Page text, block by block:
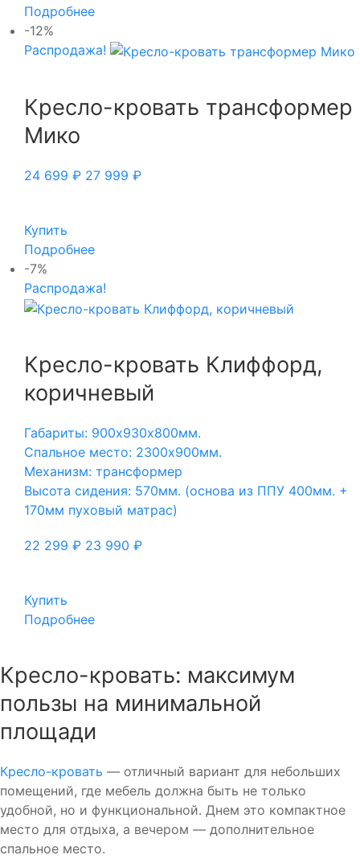
Подробнее
-12%
Распродажа!
Кресло-кровать трансформер
Мико
24 699 ₽ 27 999 ₽
Купить
Подробнее
-7%
Распродажа!
Кресло-кровать Клиффорд,
коричневый
Габариты: 900х930х800мм.
Спальное место: 2300х900мм.
Механизм: трансформер
Высота сидения: 570мм. (основа из ППУ 400мм. +
170мм пуховый матрас)
22 299 ₽ 23 990 ₽
Купить
Подробнее
Кресло-кровать: максимум
пользы на минимальной
площади
Кресло-кровать — отличный вариант для небольших
помещений, где мебель должна быть не только
удобной, но и функциональной. Днем это компактное
место для отдыха, а вечером — дополнительное
спальное место.